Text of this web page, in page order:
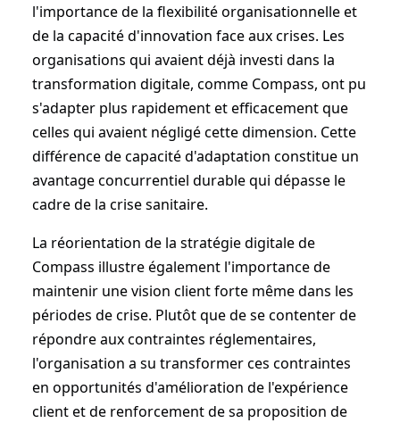
l'importance de la flexibilité organisationnelle et
de la capacité d'innovation face aux crises. Les
organisations qui avaient déjà investi dans la
transformation digitale, comme Compass, ont pu
s'adapter plus rapidement et efficacement que
celles qui avaient négligé cette dimension. Cette
différence de capacité d'adaptation constitue un
avantage concurrentiel durable qui dépasse le
cadre de la crise sanitaire.
La réorientation de la stratégie digitale de
Compass illustre également l'importance de
maintenir une vision client forte même dans les
périodes de crise. Plutôt que de se contenter de
répondre aux contraintes réglementaires,
l'organisation a su transformer ces contraintes
en opportunités d'amélioration de l'expérience
client et de renforcement de sa proposition de